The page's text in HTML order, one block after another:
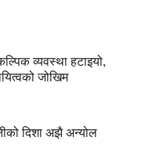
व्यवस्था हटाइयो,
जोखिम
दिशा अझै अन्योल